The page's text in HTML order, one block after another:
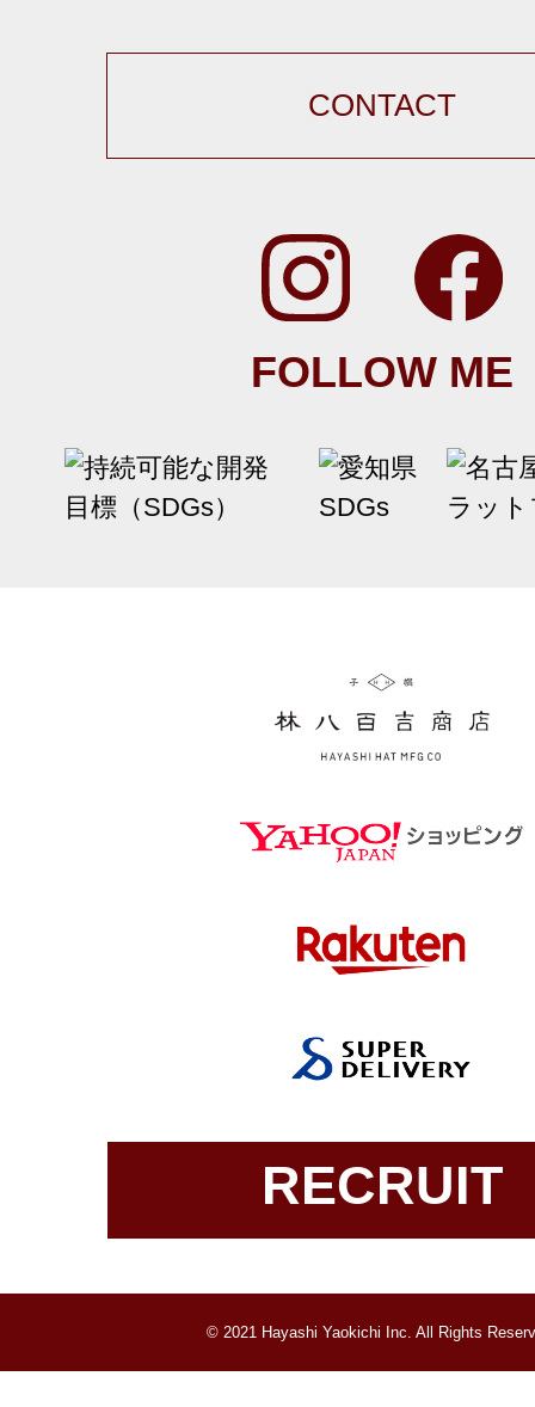
CONTACT
FOLLOW ME
RECRUIT
© 2021 Hayashi Yaokichi Inc. All Rights